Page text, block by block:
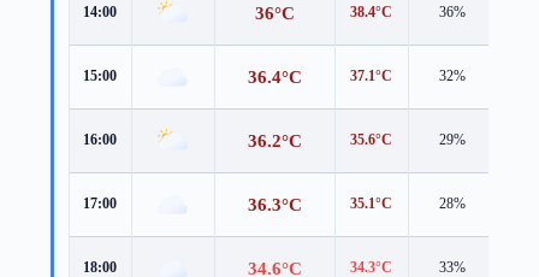
14:00 36°C 38.4°C 36%
15:00 36.4°C 37.1°C 32%
16:00 36.2°C 35.6°C 29%
17:00 36.3°C 35.1°C 28%
18:00 34.6°C 34.3°C 33%